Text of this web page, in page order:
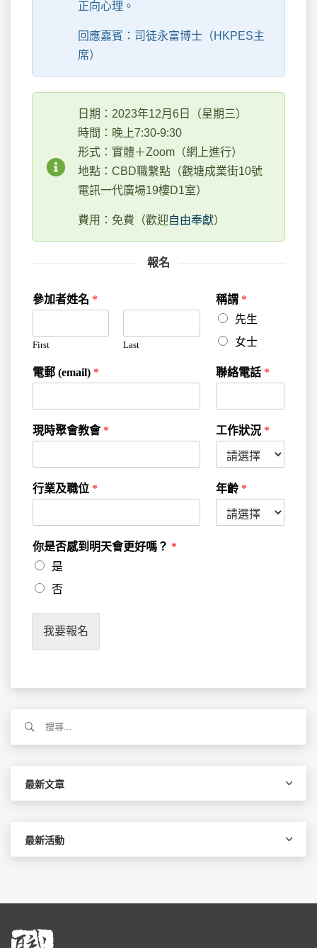
正向心理。
回應嘉賓：司徒永富博士（HKPES主
席）
日期：2023年12月6日（星期三）
時間：晚上7:30-9:30
形式：實體＋Zoom（網上進行）
地點：CBD職繫點（觀塘成業街10號
電訊一代廣場19樓D1室）
費用：免費（歡迎自由奉獻）
報名
參加者姓名 *
First Last
稱謂 *
先生
女士
電郵 (email) * 聯絡電話 *
現時聚會教會 * 工作狀況 *
行業及職位 * 年齡 *
你是否感到明天會更好嗎？ *
是
否
我要報名
關
最新文章
最新活動